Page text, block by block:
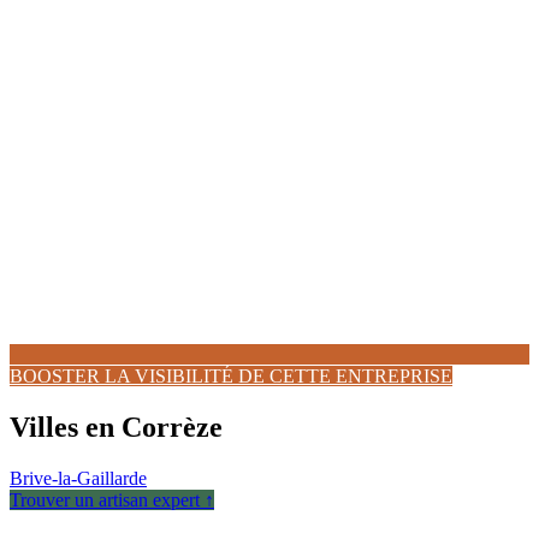
BOOSTER LA VISIBILITÉ DE CETTE ENTREPRISE
Villes en Corrèze
Brive-la-Gaillarde
Trouver un artisan expert ↑